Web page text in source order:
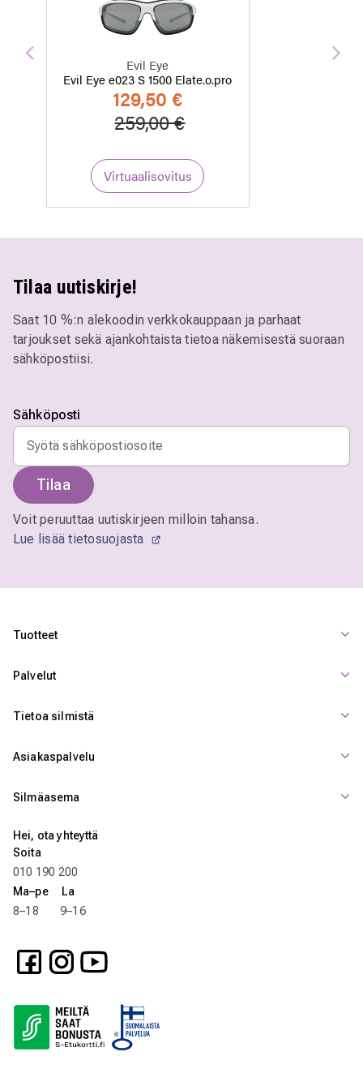
Evil Eye
Evil Eye e023 S 1500 Elate.o.pro
129,50 €
Hinta alennettu
259,00 €Alennettu hinta
Virtuaalisovitus
Edellinen
Tilaa uutiskirje!
Saat 10 %:n alekoodin verkkokauppaan ja parhaat
tarjoukset sekä ajankohtaista tietoa näkemisestä suoraan
sähköpostiisi.
Sähköposti
Tilaa
Voit peruuttaa uutiskirjeen milloin tahansa.
Lue lisää tietosuojasta
Tuotteet
Palvelut
Tietoa silmistä
Asiakaspalvelu
Silmäasema
Hei, ota yhteyttä
Soita
010 190 200
Ma–pe La
8–18 9–16